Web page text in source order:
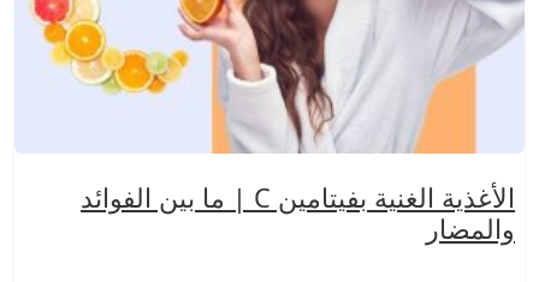
الأغذية الغنية بفيتامين C | ما بين الفوائد
والمضار